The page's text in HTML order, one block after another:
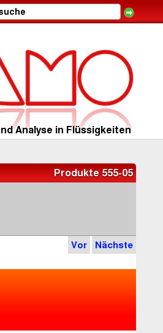
Analyse in Flüssigkeiten
Produkte 555-05
Vor Nächste